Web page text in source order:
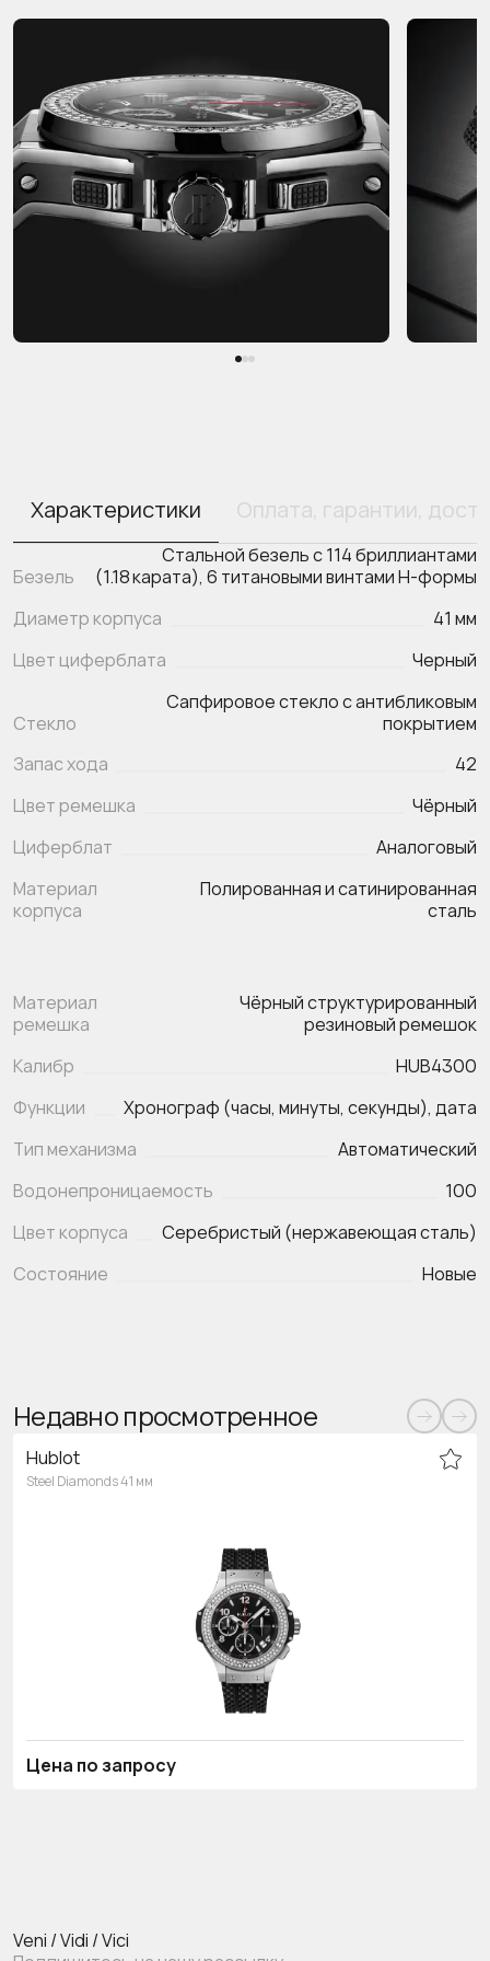
Характеристики Оплата, гарантии,
Безель
Стальной безель с 114 бриллиантами
(1.18 карата), 6 титановыми винтами H‑формы
Диаметр корпуса
41 мм
Цвет циферблата
Черный
Стекло
Сапфировое стекло с антибликовым
покрытием
Запас хода
42
Цвет ремешка
Чёрный
Циферблат
Аналоговый
Материал
корпуса
Полированная и сатинированная
сталь
Материал
ремешка
Чёрный структурированный
резиновый ремешок
Калибр
HUB4300
Функции
Тип механизма
Автоматический
Водонепроницаемость
100
Цвет корпуса
Серебристый (нержавеющая сталь)
Состояние
Новые
Недавно просмотренное
Hublot
Steel Diamonds 41 мм
Цена по запросу
Veni / Vidi / Vici